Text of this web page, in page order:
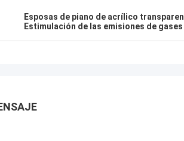
Esposas de piano de acrílico
Estimulación de las emisiones de